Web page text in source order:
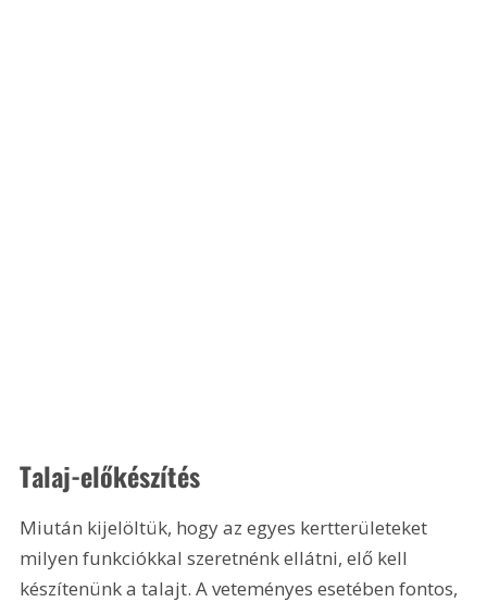
Talaj-előkészítés
Miután kijelöltük, hogy az egyes kertterületeket
milyen funkciókkal szeretnénk ellátni, elő kell
készítenünk a talajt. A veteményes esetében fontos,